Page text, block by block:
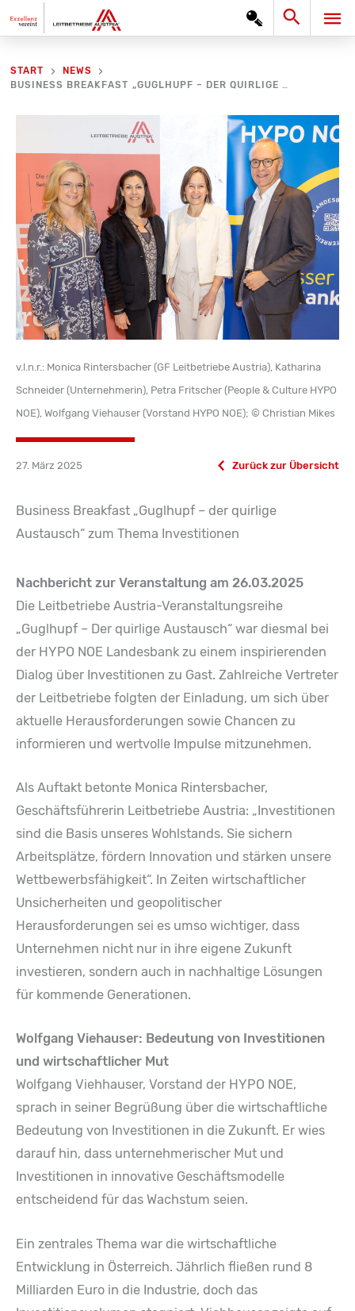
Inhalt
Search
START
NEWS
BUSINESS BREAKFAST „GUGLHUPF – DER QUIRLIGE AUSTAUSCH“ ZUM THEMA INVESTITIONEN
v.l.n.r.: Monica Rintersbacher (GF Leitbetriebe Austria), Katharina
Schneider (Unternehmerin), Petra Fritscher (People & Culture HYPO
NOE), Wolfgang Viehauser (Vorstand HYPO NOE); © Christian Mikes
27. März 2025 Zurück zur Übersicht
Business Breakfast „Guglhupf – der quirlige
Austausch“ zum Thema Investitionen
Nachbericht zur Veranstaltung am 26.03.2025
Die Leitbetriebe Austria-Veranstaltungsreihe
„Guglhupf – Der quirlige Austausch“ war diesmal bei
der HYPO NOE Landesbank zu einem inspirierenden
Dialog über Investitionen zu Gast. Zahlreiche Vertreter
der Leitbetriebe folgten der Einladung, um sich über
aktuelle Herausforderungen sowie Chancen zu
informieren und wertvolle Impulse mitzunehmen.
Als Auftakt betonte Monica Rintersbacher,
Geschäftsführerin Leitbetriebe Austria: „Investitionen
sind die Basis unseres Wohlstands. Sie sichern
Arbeitsplätze, fördern Innovation und stärken unsere
Wettbewerbsfähigkeit“. In Zeiten wirtschaftlicher
Unsicherheiten und geopolitischer
Herausforderungen sei es umso wichtiger, dass
Unternehmen nicht nur in ihre eigene Zukunft
investieren, sondern auch in nachhaltige Lösungen
für kommende Generationen.
Wolfgang Viehauser: Bedeutung von Investitionen
und wirtschaftlicher Mut
Wolfgang Viehhauser, Vorstand der HYPO NOE,
sprach in seiner Begrüßung über die wirtschaftliche
Bedeutung von Investitionen in die Zukunft. Er wies
darauf hin, dass unternehmerischer Mut und
Investitionen in innovative Geschäftsmodelle
entscheidend für das Wachstum seien.
Ein zentrales Thema war die wirtschaftliche
Entwicklung in Österreich. Jährlich fließen rund 8
Milliarden Euro in die Industrie, doch das